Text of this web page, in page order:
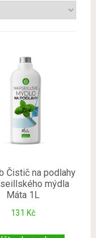
Čistič na podlahy
mýdla
Máta 1L
131 Kč